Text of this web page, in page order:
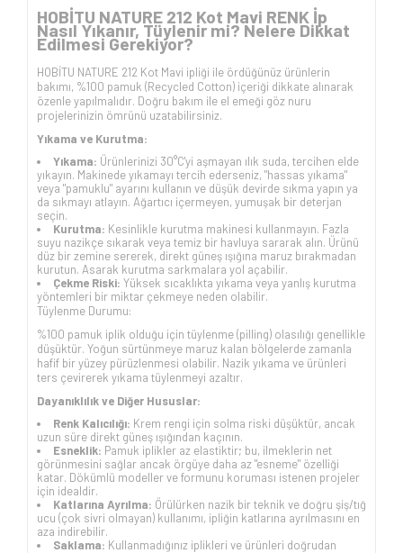
HOBİTU NATURE 212 Kot Mavi RENK İp
Nasıl Yıkanır, Tüylenir mi? Nelere Dikkat
Edilmesi Gerekiyor?
HOBİTU NATURE 212 Kot Mavi ipliği ile ördüğünüz ürünlerin
bakımı, %100 pamuk (Recycled Cotton) içeriği dikkate alınarak
özenle yapılmalıdır. Doğru bakım ile el emeği göz nuru
projelerinizin ömrünü uzatabilirsiniz.
Yıkama ve Kurutma:
Yıkama: Ürünlerinizi 30°C'yi aşmayan ılık suda, tercihen elde
yıkayın. Makinede yıkamayı tercih ederseniz, "hassas yıkama"
veya "pamuklu" ayarını kullanın ve düşük devirde sıkma yapın ya
da sıkmayı atlayın. Ağartıcı içermeyen, yumuşak bir deterjan
seçin.
Kurutma: Kesinlikle kurutma makinesi kullanmayın. Fazla
suyu nazikçe sıkarak veya temiz bir havluya sararak alın. Ürünü
düz bir zemine sererek, direkt güneş ışığına maruz bırakmadan
kurutun. Asarak kurutma sarkmalara yol açabilir.
Çekme Riski: Yüksek sıcaklıkta yıkama veya yanlış kurutma
yöntemleri bir miktar çekmeye neden olabilir.
Tüylenme Durumu:
%100 pamuk iplik olduğu için tüylenme (pilling) olasılığı genellikle
düşüktür. Yoğun sürtünmeye maruz kalan bölgelerde zamanla
hafif bir yüzey pürüzlenmesi olabilir. Nazik yıkama ve ürünleri
ters çevirerek yıkama tüylenmeyi azaltır.
Dayanıklılık ve Diğer Hususlar:
Renk Kalıcılığı: Krem rengi için solma riski düşüktür, ancak
uzun süre direkt güneş ışığından kaçının.
Esneklik: Pamuk iplikler az elastiktir; bu, ilmeklerin net
görünmesini sağlar ancak örgüye daha az "esneme" özelliği
katar. Dökümlü modeller ve formunu koruması istenen projeler
için idealdir.
Katlarına Ayrılma: Örülürken nazik bir teknik ve doğru şiş/tığ
ucu (çok sivri olmayan) kullanımı, ipliğin katlarına ayrılmasını en
aza indirebilir.
Saklama: Kullanmadığınız iplikleri ve ürünleri doğrudan